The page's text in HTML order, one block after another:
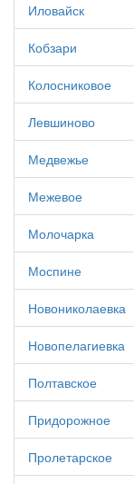
Иловайск
Кобзари
Колосниковое
Левшиново
Медвежье
Межевое
Молочарка
Моспине
Новониколаевка
Новопелагиевка
Полтавское
Придорожное
Пролетарское